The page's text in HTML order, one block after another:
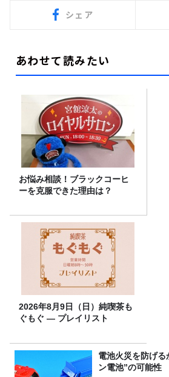
シェア
あわせて読みたい
お悩み相談！ブラックコーヒ
ーを克服できた理由は？
2026年8月9日（日）純喫茶も
ぐもぐ ― プレイリスト
電池火災を防げる
ン電池”の可能性